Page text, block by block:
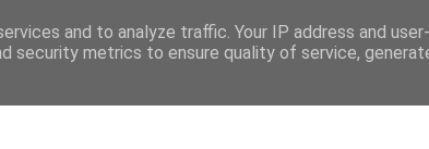
and to analyze traffic. Your IP address and
security metrics to ensure quality of service,